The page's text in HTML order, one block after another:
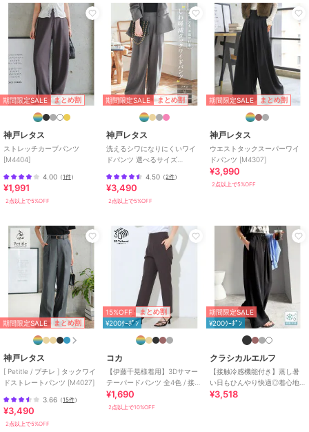
【トールL】
ウエスト幅 34-48
ヒップ幅 51.5
前股上 34
前下 74
ワタリ幅 30.5
裾幅 24.5#コウベレタス
期間限定セール開催中
ブランド 神戸レタス
ショップ 神戸レタス
性別タイプ
レディース
／スラックス
カラー
ネイビー、エクリュ、グレー、ブ
サイズ
プチM,M,トールM,プチL,L,トール
L
素材
ポリエステル95% ポリウレタン
5%
商品のお取り扱い方法
特徴
パンツ
ポリエステル素材
期間限定SALE まとめ割
神戸レタス
ストレッチカーブパンツ
[M4404]
4.00 （1件）
¥1,991
2点以上で5%OFF
期間限定SALE まとめ割
神戸レタス
洗えるシワになりにくいワイ
ドパンツ 選べるサイズ
4.50 （2件）
¥3,490
2点以上で5%OFF
期間限定SALE まとめ割
神戸レタス
ウエストタックスーパーワイ
ドパンツ [M4307]
¥3,990
2点以上で5%OFF
期間限定SALE まとめ割
神戸レタス
[ Petitle / プチレ ] タックワイ
ドストレートパンツ [M4027]
3.66 （15件）
¥3,490
2点以上で5%OFF
15%OFF まとめ割
¥200ｸｰﾎﾟﾝ
コカ
【伊藤千晃様着用】3Dサマー
テーパードパンツ 全4色 / 接触
冷感・シワになりにくい
¥1,690
2点以上で10%OFF
期間限定SALE
¥200ｸｰﾎﾟﾝ
クラシカルエルフ
【接触冷感機能付き】蒸し暑
い日もひんやり快適◎着心地
ときちんと見えを両立。 イー
¥3,518